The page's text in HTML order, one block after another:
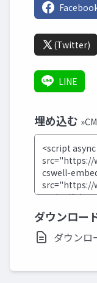
(Twitter)
LINE
埋め込む
ダウンロー
ダウン